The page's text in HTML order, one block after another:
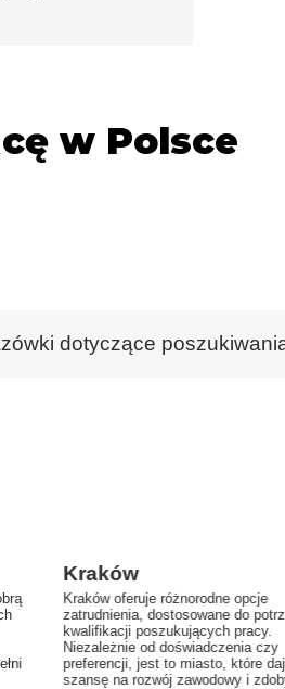
w Polsce
dotyczące
Kraków
Kraków oferuje różnorodne opcje
zatrudnienia, dostosowane do
kwalifikacji poszukujących pracy.
Niezależnie od doświadczenia czy
preferencji, jest to miasto, które
szansę na rozwój zawodowy i